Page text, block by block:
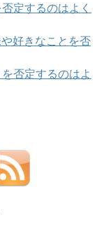
定するのはよく
好きなことを否
否定するのはよ